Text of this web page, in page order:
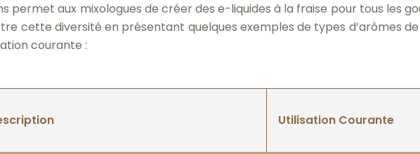
permet aux mixologues de créer des e-liquides à la fraise pour tous les
cette diversité en présentant quelques exemples de types d’arômes
courante :
Utilisation Courante